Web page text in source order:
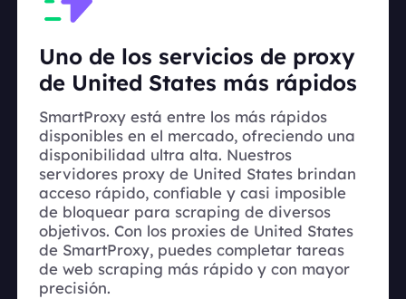
Uno de los servicios de proxy
de United States más rápidos
SmartProxy está entre los más rápidos
disponibles en el mercado, ofreciendo una
disponibilidad ultra alta. Nuestros
servidores proxy de United States brindan
acceso rápido, confiable y casi imposible
de bloquear para scraping de diversos
objetivos. Con los proxies de United States
de SmartProxy, puedes completar tareas
de web scraping más rápido y con mayor
precisión.